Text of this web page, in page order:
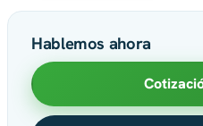
Hablemos ahora